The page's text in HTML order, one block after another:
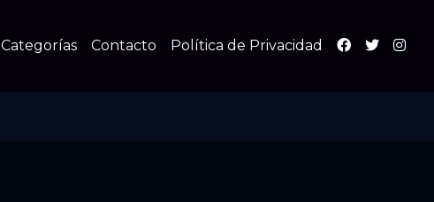
Categorías Contacto Política de Privacidad